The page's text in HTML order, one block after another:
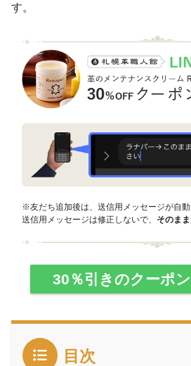
す。
※友だち追加後は、送信用メッセージが自動
送信用メッセージは修正しないで、 そのま
30％引きのクーポ
目次